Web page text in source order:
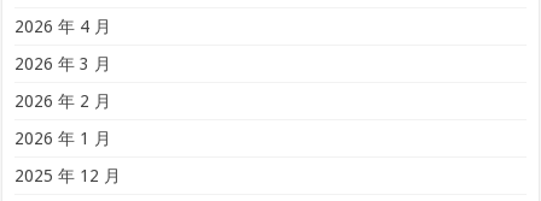
2026 年 4 月
2026 年 3 月
2026 年 2 月
2026 年 1 月
2025 年 12 月